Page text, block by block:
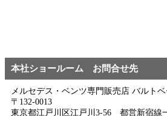
本社ショールーム お問合せ先
メルセデス・ベンツ専門販売店 バルトベ
〒132-0013
東京都江戸川区江戸川3-56 都営新宿線